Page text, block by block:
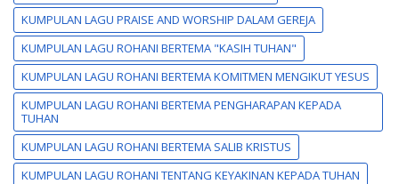
KUMPULAN LAGU PRAISE AND WORSHIP DALAM GEREJA
KUMPULAN LAGU ROHANI BERTEMA "KASIH TUHAN"
KUMPULAN LAGU ROHANI BERTEMA KOMITMEN MENGIKUT YESUS
KUMPULAN LAGU ROHANI BERTEMA PENGHARAPAN KEPADA
TUHAN
KUMPULAN LAGU ROHANI BERTEMA SALIB KRISTUS
KUMPULAN LAGU ROHANI TENTANG KEYAKINAN KEPADA TUHAN